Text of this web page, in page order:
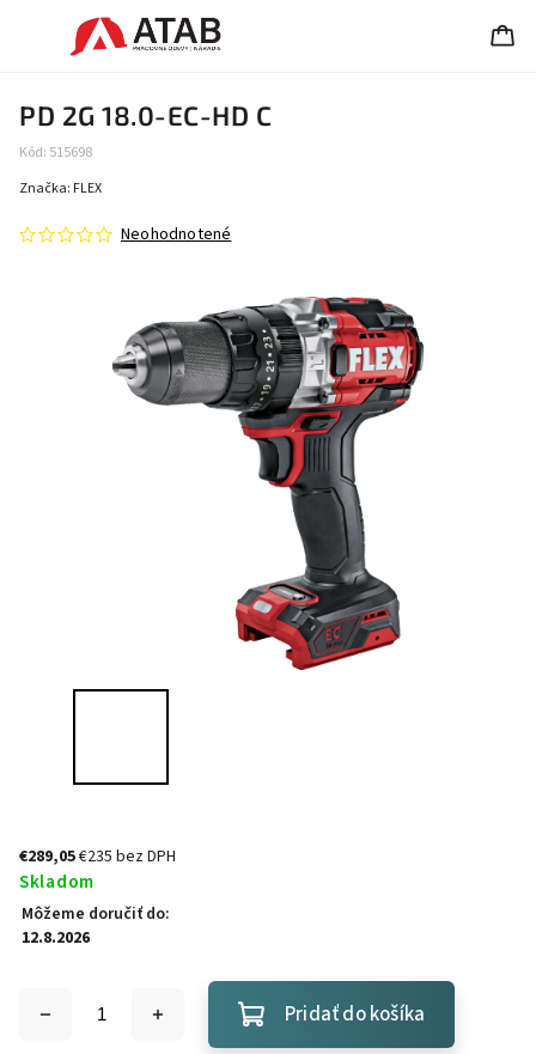
PD 2G 18.0-EC-HD C
Kód: 515698
Neohodnotené
Značka: FLEX
€289,05€235 bez DPH
Skladom
Môžeme doručiť do:
12.8.2026
Pridať do košíka